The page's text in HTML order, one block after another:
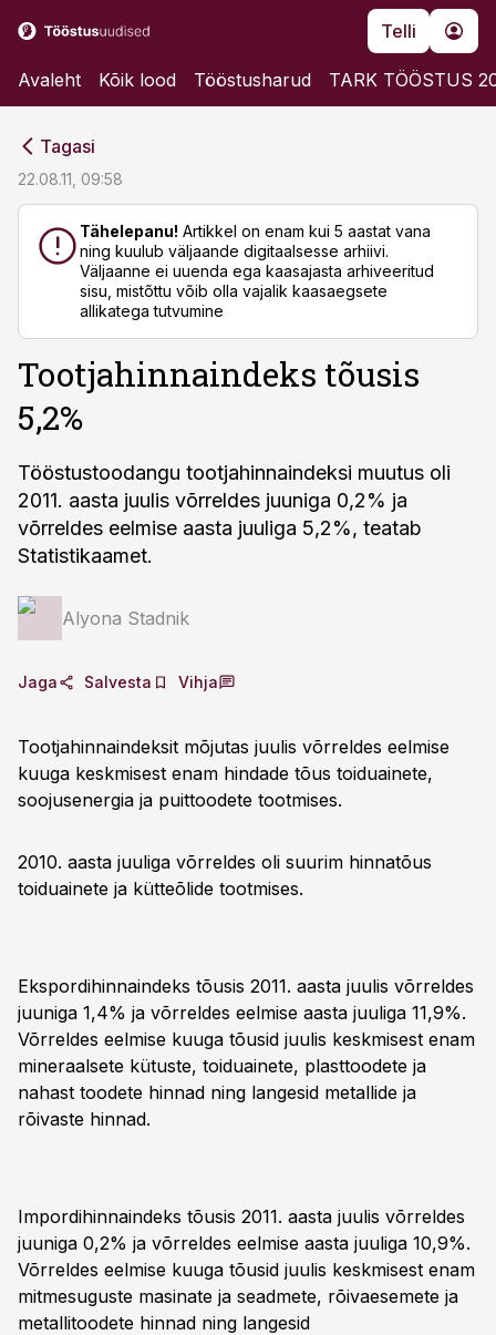
Telli
Avaleht Kõik lood Tööstusharud TARK TÖÖSTUS
Tagasi
22.08.11, 09:58
Tähelepanu! Artikkel on enam kui 5 aastat vana
ning kuulub väljaande digitaalsesse arhiivi.
Väljaanne ei uuenda ega kaasajasta arhiveeritud
sisu, mistõttu võib olla vajalik kaasaegsete
allikatega tutvumine
Tootjahinnaindeks tõusis
5,2%
Tööstustoodangu tootjahinnaindeksi muutus oli
2011. aasta juulis võrreldes juuniga 0,2% ja
võrreldes eelmise aasta juuliga 5,2%, teatab
Statistikaamet.
Alyona Stadnik
Jaga Salvesta Vihja
Tootjahinnaindeksit mõjutas juulis võrreldes eelmise
kuuga keskmisest enam hindade tõus toiduainete,
soojusenergia ja puittoodete tootmises.
2010. aasta juuliga võrreldes oli suurim hinnatõus
toiduainete ja kütteõlide tootmises.
Ekspordihinnaindeks tõusis 2011. aasta juulis võrreldes
juuniga 1,4% ja võrreldes eelmise aasta juuliga 11,9%.
Võrreldes eelmise kuuga tõusid juulis keskmisest enam
mineraalsete kütuste, toiduainete, plasttoodete ja
nahast toodete hinnad ning langesid metallide ja
rõivaste hinnad.
Impordihinnaindeks tõusis 2011. aasta juulis võrreldes
juuniga 0,2% ja võrreldes eelmise aasta juuliga 10,9%.
Võrreldes eelmise kuuga tõusid juulis keskmisest enam
mitmesuguste masinate ja seadmete, rõivaesemete ja
metallitoodete hinnad ning langesid